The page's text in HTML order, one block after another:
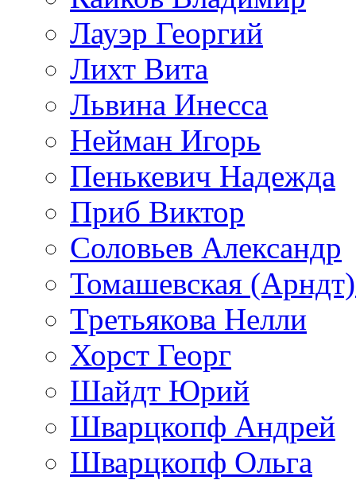
Лауэр Георгий
Лихт Вита
Львина Инесса
Нейман Игорь
Пенькевич Надежда
Приб Виктор
Соловьев Александр
Томашевская
Третьякова Нелли
Хорст Георг
Шайдт Юрий
Шварцкопф Андрей
Шварцкопф Ольга